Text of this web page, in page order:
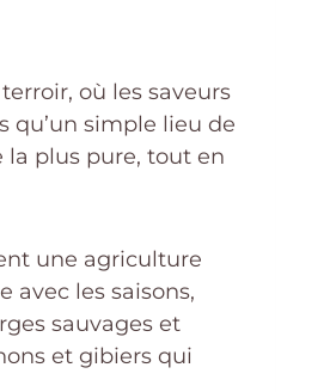
où les saveurs
qu’un simple lieu de
la plus pure, tout en
une agriculture
avec les saisons,
sauvages et
et gibiers qui